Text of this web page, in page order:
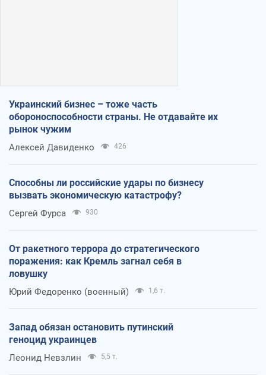
Украинский бизнес – тоже часть
обороноспособности страны. Не отдавайте их
рынок чужим
Алексей Давиденко 426
Способны ли российские удары по бизнесу
вызвать экономическую катастрофу?
Сергей Фурса 930
От ракетного террора до стратегического
поражения: как Кремль загнал себя в
ловушку
Юрий Федоренко (военный) 1,6 т.
Запад обязан остановить путинский
геноцид украинцев
Леонид Невзлин 5,5 т.